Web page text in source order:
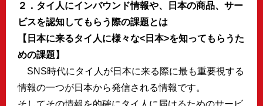
２．タイ人にインバウンド情報や、日本の商品、サー
ビスを認知してもらう際の課題とは
【日本に来るタイ人に様々な<日本>を知ってもらうた
めの課題】
SNS時代にタイ人が日本に来る際に最も重要視する
情報の一つが日本から発信される情報です。
そしてその情報を的確にタイ人に届けるためのサービ